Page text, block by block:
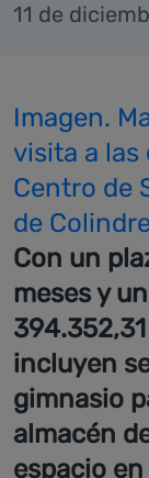
11 de
Imagen.
visita a las
Centro de
de
Con un
meses y
incluyen
gimnasio
almacén
espacio